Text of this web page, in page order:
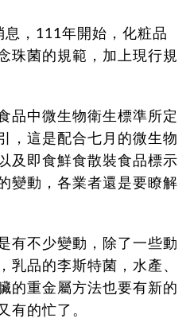
，111年開始，化粧品
珠菌的規範，加上現行規
品中微生物衛生標準所定
，這是配合七月的微生物
及即食鮮食散裝食品標示
變動，各業者還是要瞭解
有不少變動，除了一些動
乳品的李斯特菌，水產、
的重金屬方法也要有新的
有的忙了。